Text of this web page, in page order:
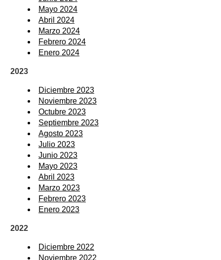
Mayo 2024
Abril 2024
Marzo 2024
Febrero 2024
Enero 2024
2023
Diciembre 2023
Noviembre 2023
Octubre 2023
Septiembre 2023
Agosto 2023
Julio 2023
Junio 2023
Mayo 2023
Abril 2023
Marzo 2023
Febrero 2023
Enero 2023
2022
Diciembre 2022
Noviembre 2022